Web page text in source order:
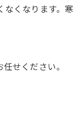
くなります。
せください。